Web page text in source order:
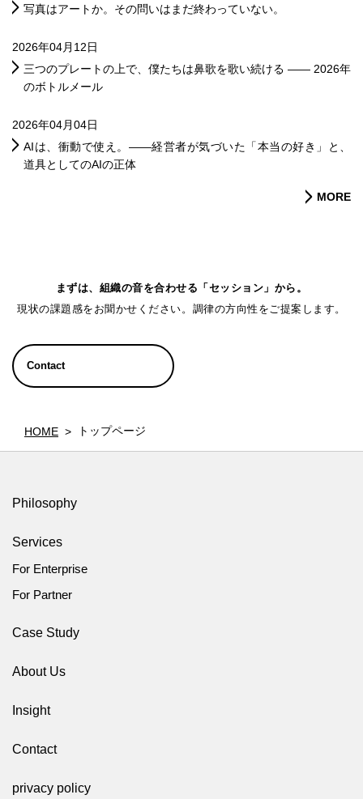
写真はアートか。その問いはまだ終わっていない。
2026年04月12日
三つのプレートの上で、僕たちは鼻歌を歌い続ける ―― 2026年
のボトルメール
2026年04月04日
AIは、衝動で使え。——経営者が気づいた「本当の好き」と、
道具としてのAIの正体
MORE
まずは、組織の音を合わせる「セッション」から。
現状の課題感をお聞かせください。調律の方向性をご提案します。
Contact
HOME > トップページ
Philosophy
Services
For Enterprise
For Partner
Case Study
About Us
Insight
Contact
privacy policy